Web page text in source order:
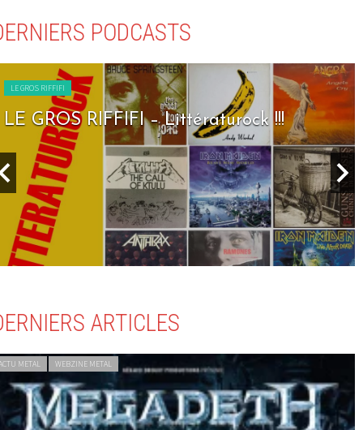
PODCASTS
LE GROS RIFFIFI
LE GROS RIFFIFI – Seven Days To Rock
ARTICLES
METAL WEBZINE METAL